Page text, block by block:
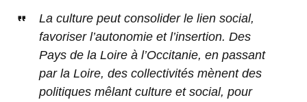
La culture peut consolider le lien social,
favoriser l’autonomie et l’insertion. Des
Pays de la Loire à l’Occitanie, en passant
par la Loire, des collectivités mènent des
politiques mêlant culture et social, pour